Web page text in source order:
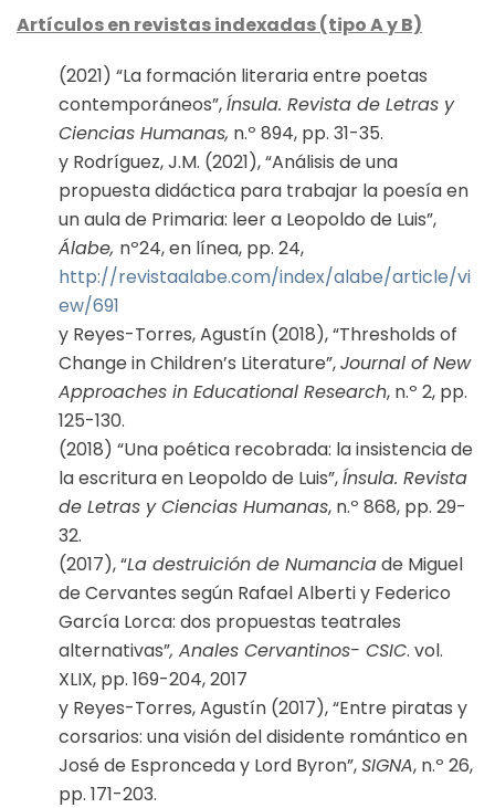
Artículos en revistas indexadas (tipo A y B)
(2021) “La formación literaria entre poetas
contemporáneos”,Ínsula. Revista de Letras y
Ciencias Humanas, n.º 894, pp. 31-35.
y Rodríguez, J.M. (2021), “Análisis de una
propuesta didáctica para trabajar la poesía en
un aula de Primaria: leer a Leopoldo de Luis”,
Álabe, nº24, en línea, pp. 24,
http://revistaalabe.com/index/alabe/article/vi
ew/691
y Reyes-Torres, Agustín (2018), “Thresholds of
Change in Children’s Literature”,Journal of New
Approaches in Educational Research, n.º 2, pp.
125-130.
(2018) “Una poética recobrada: la insistencia de
la escritura en Leopoldo de Luis”,Ínsula. Revista
de Letras y Ciencias Humanas, n.º 868, pp. 29-
32.
(2017), “La destruición de Numanciade Miguel
de Cervantes según Rafael Alberti y Federico
García Lorca: dos propuestas teatrales
alternativas”, Anales Cervantinos- CSIC. vol.
XLIX, pp. 169-204, 2017
y Reyes-Torres, Agustín (2017), “Entre piratas y
corsarios: una visión del disidente romántico en
José de Espronceda y Lord Byron”,SIGNA, n.º 26,
pp. 171-203.